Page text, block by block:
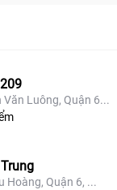
#quan6
Văn Luông, Quận 6...
Hoàng, Quận 6, ...